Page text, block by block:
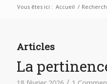
Vous êtes ici : Accueil /
Articles
La